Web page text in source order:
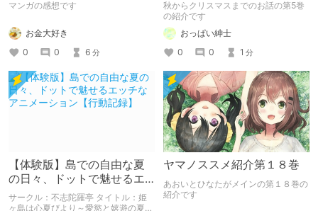
マンガの感想です
お金大好き
0
0 6 分
秋からクリスマスまでのお話の第5巻
の紹介です
おっぱい紳士
0
0 1 分
【体験版】島での自由な夏
の日々、ドットで魅せるエ
ッチなアニメーション【行
動記録】
サークル：不志陀羅亭 タイトル：姫
ヶ島は心夏びより～愛慾と嬉遊の夏物
ヤマノススメ紹介第１８巻
あおいとひなたがメインの第１８巻の
紹介です